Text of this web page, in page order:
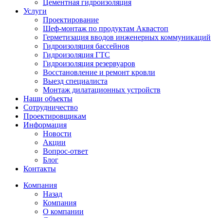
Цементная гидроизоляция
Услуги
Проектирование
Шеф-монтаж по продуктам Аквастоп
Герметизация вводов инженерных коммуникаций
Гидроизоляция бассейнов
Гидроизоляция ГТС
Гидроизоляция резервуаров
Восстановление и ремонт кровли
Выезд специалиста
Монтаж дилатационных устройств
Наши объекты
Сотрудничество
Проектировщикам
Информация
Новости
Акции
Вопрос-ответ
Блог
Контакты
Компания
Назад
Компания
О компании